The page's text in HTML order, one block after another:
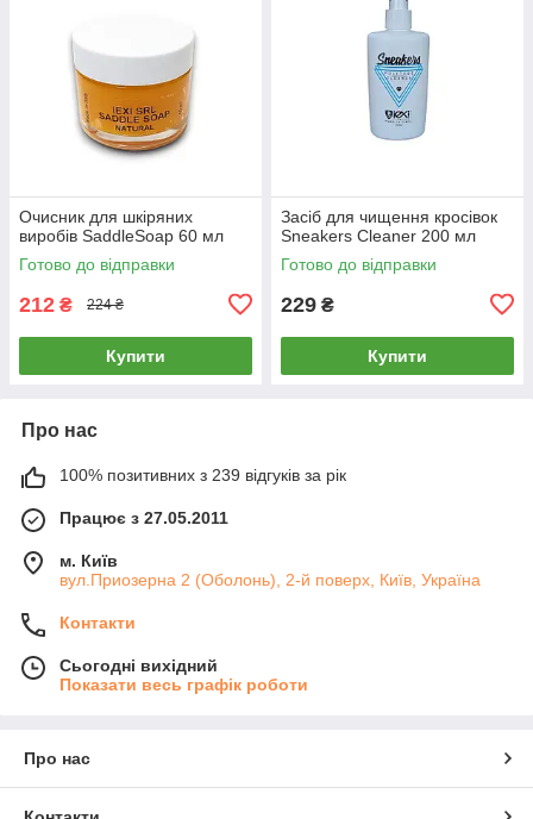
Очисник для шкіряних
виробів SaddleSoap 60 мл
Готово до відправки
212 ₴ 224 ₴
Купити
Засіб для чищення кросівок
Sneakers Cleaner 200 мл
Готово до відправки
229 ₴
Купити
Про нас
100% позитивних з 239 відгуків за рік
Працює з 27.05.2011
м. Київ
вул.Приозерна 2 (Оболонь), 2-й поверх, Київ, Україна
Контакти
Сьогодні вихідний
Показати весь графік роботи
Про нас